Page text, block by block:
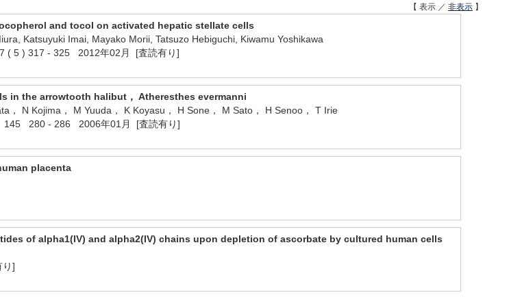
【 表示 ／ 非表示 】
and tocol on activated hepatic stellate cells
Katsuyuki Imai, Mayako Morii, Tatsuzo Hebiguchi, Kiwamu Yoshikawa
( 5 ) 317 - 325 2012年02月 [査読有り]
in the arrowtooth halibut， Atheresthes evermanni
， N Kojima， M Yuuda， K Koyasu， H Sone， M Sato， H Senoo， T Irie
145 280 - 286 2006年01月 [査読有り]
placenta
of alpha1(IV) and alpha2(IV) chains upon depletion of ascorbate by cultured human cells
]